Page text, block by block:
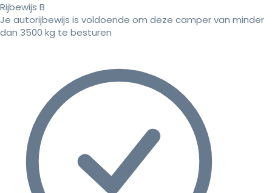
Rijbewijs B
Je autorijbewijs is voldoende om deze camper van minder
dan 3500 kg te besturen